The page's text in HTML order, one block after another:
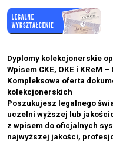
Dyplomy kolekcjonerskie
Wpisem CKE, OKE i KReM
Kompleksowa oferta
kolekcjonerskich
Poszukujesz legalnego
uczelni wyższej lub
z wpisem do oficjalnych
najwyższej jakości,